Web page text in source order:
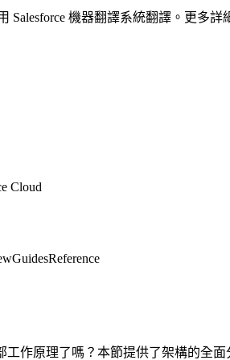
Salesforce 機器翻譯系統翻譯。更多詳
Cloud
GuidesReference
工作原理了嗎？本節提供了架構的